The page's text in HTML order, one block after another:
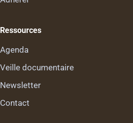
Ressources
Agenda
Veille documentaire
Newsletter
Contact